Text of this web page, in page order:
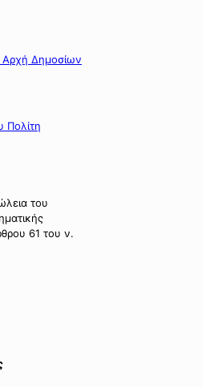
Αρχή Δημοσίων
Πολίτη
του
61 του ν.